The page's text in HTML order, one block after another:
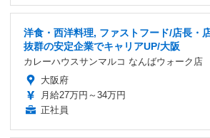
洋食・西洋料理, ファストフード/店長・
抜群の安定企業でキャリアUP/大阪
カレーハウスサンマルコ なんばウォーク店
大阪府
月給27万円～34万円
正社員